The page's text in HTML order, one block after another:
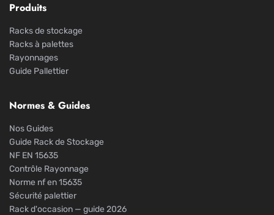
Produits
Racks de stockage
Racks à palettes
Rayonnages
Guide Pallettier
Normes & Guides
Nos Guides
Guide Rack de Stockage
NF EN 15635
Contrôle Rayonnage
Norme nf en 15635
Sécurité palettier
Rack d'occasion — guide 2026